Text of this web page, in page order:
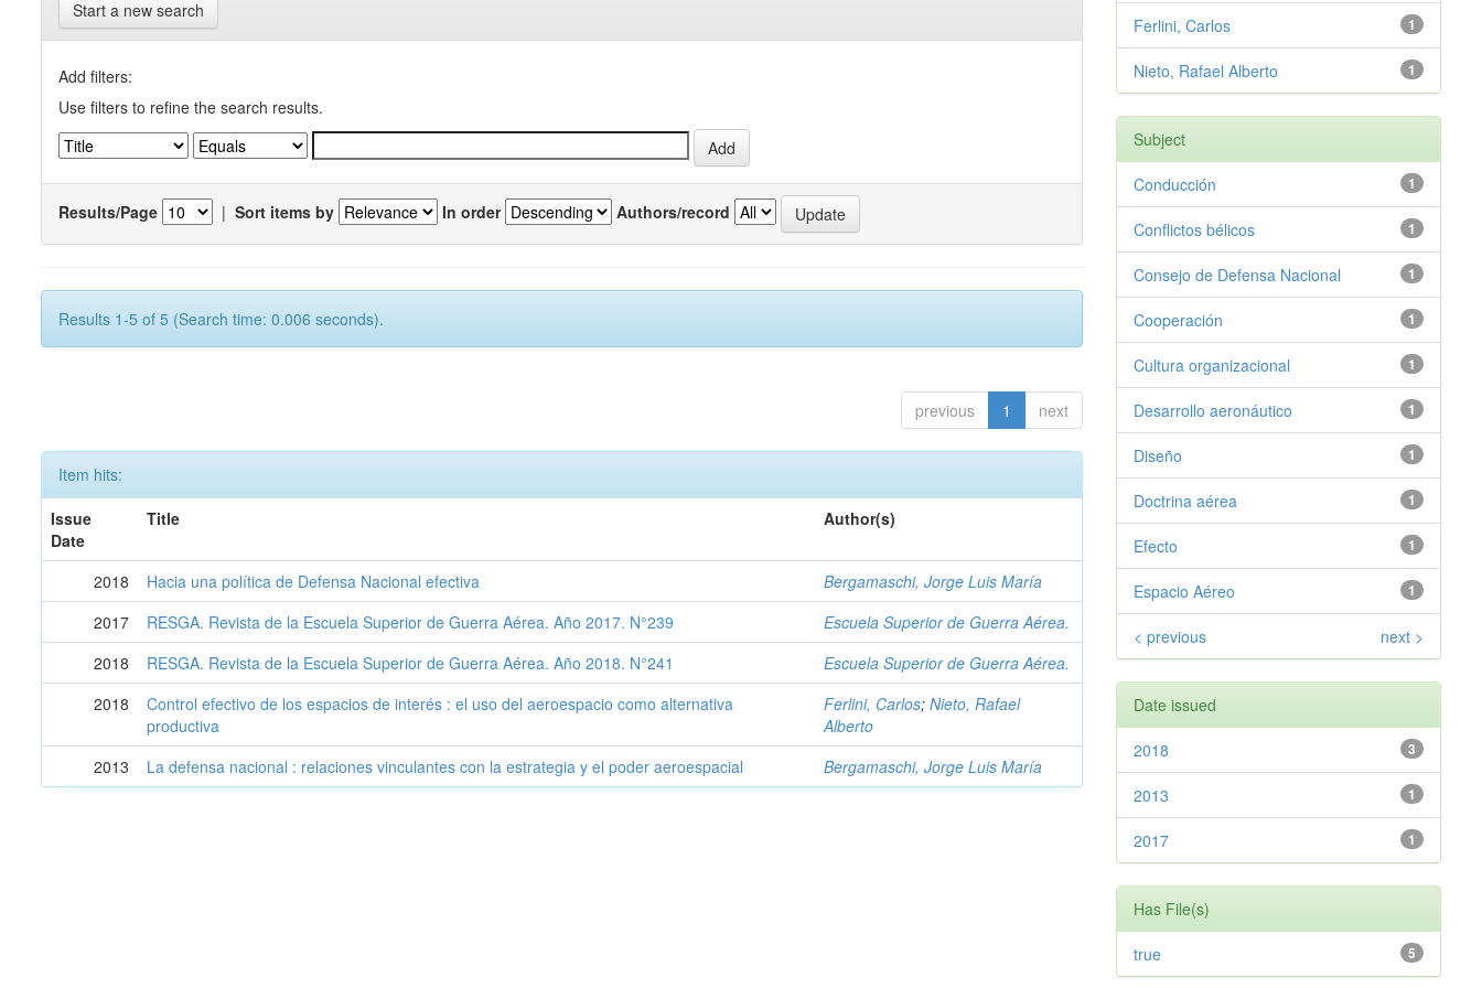
Start a new search
Add filters:
Use filters to refine the search results.
Results/Page | Sort items by In order Authors/record
Results 1-5 of 5 (Search time: 0.006 seconds).
previous 1 next
Item hits:
Issue
Date
Title Author(s)
2018 Hacia una política de Defensa Nacional efectiva
Bergamaschi, Jorge Luis María
2017
RESGA. Revista de la Escuela Superior de Guerra Aérea. Año 2017. N°239
Escuela Superior de Guerra Aérea.
2018
RESGA. Revista de la Escuela Superior de Guerra Aérea. Año 2018. N°241
Escuela Superior de Guerra Aérea.
2018
Control efectivo de los espacios de interés : el uso del aeroespacio como alternativa
productiva
Ferlini, Carlos; Nieto, Rafael
Alberto
2013
La defensa nacional : relaciones vinculantes con la estrategia y el poder aeroespacial Bergamaschi, Jorge Luis María
1
Ferlini, Carlos
1
Nieto, Rafael Alberto
Subject
1
Conducción
1
Conflictos bélicos
1
Consejo de Defensa Nacional
1
Cooperación
1
Cultura organizacional
1
Desarrollo aeronáutico
1
Diseño
1
Doctrina aérea
1
Efecto
1
Espacio Aéreo
< previous next >
Date issued
3
2018
1
2013
1
2017
Has File(s)
5
true